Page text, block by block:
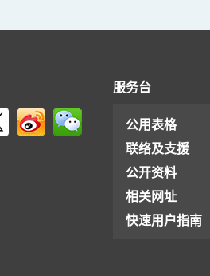
服务台
公用表格
联络及支援
公开资料
相关网址
快速用户指南